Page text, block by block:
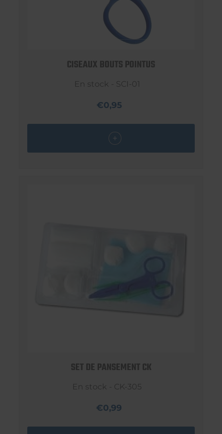
CISEAUX BOUTS POINTUS
En stock - SCI-01
€0,95
SET DE PANSEMENT CK
En stock - CK-305
€0,99